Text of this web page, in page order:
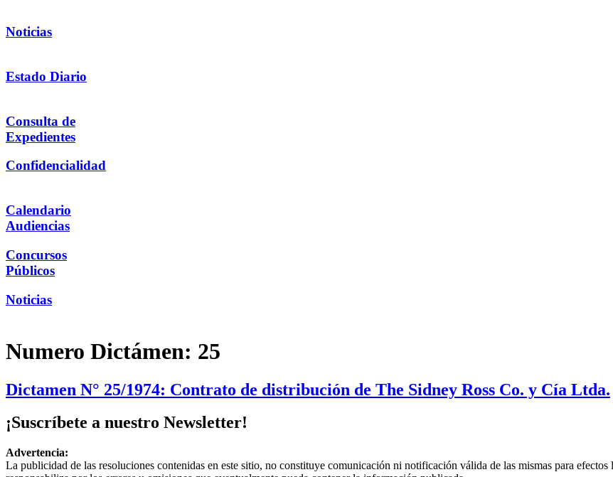
Noticias
Estado Diario
Consulta de
Expedientes
Confidencialidad
Calendario
Audiencias
Concursos
Públicos
Noticias
Numero Dictámen: 25
Dictamen N° 25/1974: Contrato de distribución de The Sidney Ross Co. y Cía Ltda.
¡Suscríbete a nuestro Newsletter!
Advertencia:
La publicidad de las resoluciones contenidas en este sitio, no constituye comunicación ni notificación válida de las mismas para